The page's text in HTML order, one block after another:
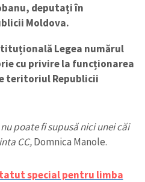
deputați în
Moldova.
Legea numărul
cu privire la funcționarea
teritoriul Republicii
poate fi supusă nici unei căi
CC,Domnica Manole.
special pentru limba